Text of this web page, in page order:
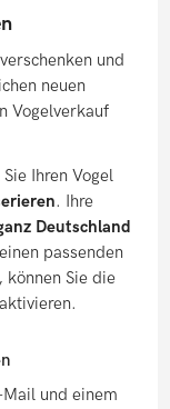
und
neuen
Vogelverkauf
Ihren Vogel
. Ihre
Deutschland
passenden
können Sie die
und einem